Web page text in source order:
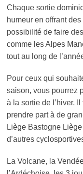
Chaque sortie
humeur en offrant
possibilité de faire
comme les Alpes
tout au long de
Pour ceux qui
saison, vous pourrez
à la sortie de l’hiver.
prendre part à de
Liège Bastogne
d’autres
La Volcane, la